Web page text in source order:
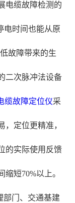
电缆故障检测的
电时间也能从原
故障带来的生
二次脉冲法设备
缆故障定位仪采
，定位更精准，
的实际使用反馈
短70%以上。
部门、交通基建